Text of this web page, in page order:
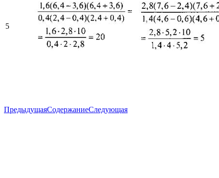
5
ПредыдущаяСодержаниеСледующая